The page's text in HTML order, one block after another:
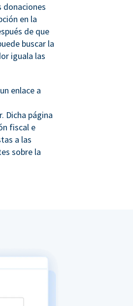
donaciones
en la
de que
buscar la
iguala las
enlace a
Dicha página
fiscal e
a las
sobre la